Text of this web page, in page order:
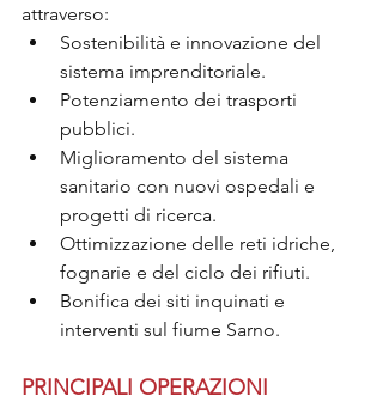
attraverso:
Sostenibilità e innovazione del
sistema imprenditoriale.
Potenziamento dei trasporti
pubblici.
Miglioramento del sistema
sanitario con nuovi ospedali e
progetti di ricerca.
Ottimizzazione delle reti idriche,
fognarie e del ciclo dei rifiuti.
Bonifica dei siti inquinati e
interventi sul fiume Sarno.
PRINCIPALI OPERAZIONI